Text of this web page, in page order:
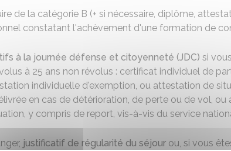
de la catégorie B (+ si nécessaire, diplôme,
constatant l'achèvement d'une formation de
à la journée défense et citoyenneté (JDC) si
à 25 ans non révolus : certificat individuel de
individuelle d'exemption, ou attestation de
en cas de détérioration, de perte ou de vol, ou
y compris de report, vis-à-vis du service
justificatif de régularité du séjour ou, si vous